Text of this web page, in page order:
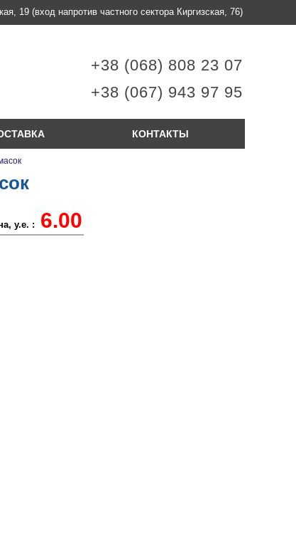
19 (вход напротив частного сектора Киргизская, 76)
+38 (068) 808 23 07
+38 (067) 943 97 95
КОНТАКТЫ
у.е. : 6.00